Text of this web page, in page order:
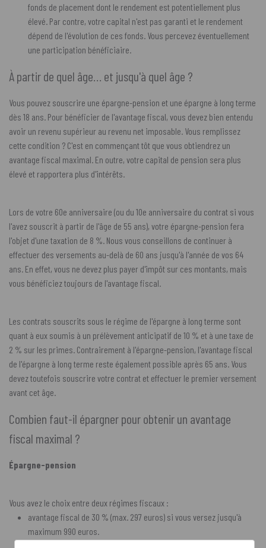
fonds de placement dont le rendement est potentiellement plus
élevé. Par contre, votre capital n'est pas garanti et le rendement
dépend de l'évolution de ces fonds. Vous percevez éventuellement
une participation bénéficiaire.
À partir de quel âge… et jusqu'à quel âge ?
Vous pouvez souscrire une épargne-pension et une épargne à long terme
dès 18 ans. Pour bénéficier de l'avantage fiscal, vous devez bien entendu
avoir un revenu supérieur au revenu net imposable. Vous remplissez
cette condition ? C'est en commençant tôt que vous obtiendrez un
avantage fiscal maximal. En outre, votre capital de pension sera plus
élevé et rapportera plus d'intérêts.
Lors de votre 60e anniversaire (ou du 10e anniversaire du contrat si vous
l'avez souscrit à partir de l'âge de 55 ans), votre épargne-pension fera
l'objet d'une taxation de 8 %. Nous vous conseillons de continuer à
effectuer des versements au-delà de 60 ans jusqu'à l'année de vos 64
ans. En effet, vous ne devez plus payer d'impôt sur ces montants, mais
vous bénéficiez toujours de l'avantage fiscal.
Les contrats souscrits sous le régime de l'épargne à long terme sont
quant à eux soumis à un prélèvement anticipatif de 10 % et à une taxe de
2 % sur les primes. Contrairement à l'épargne-pension, l'avantage fiscal
de l'épargne à long terme reste également possible après 65 ans. Vous
devez toutefois souscrire votre contrat et effectuer le premier versement
avant cet âge.
Combien faut-il épargner pour obtenir un avantage
fiscal maximal ?
Épargne-pension
Vous avez le choix entre deux régimes fiscaux :
avantage fiscal de 30 % (max. 297 euros) si vous versez jusqu'à
maximum 990 euros.